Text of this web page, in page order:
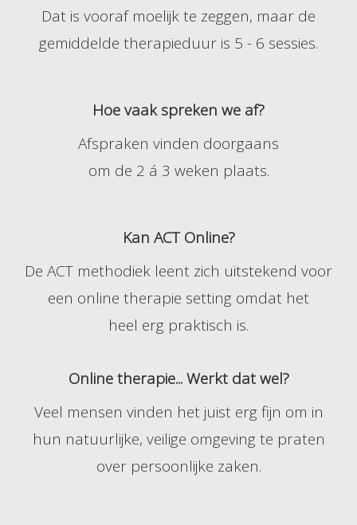
Dat is vooraf moelijk te zeggen, maar de
gemiddelde therapieduur is 5 - 6 sessies.
Hoe vaak spreken we af?
Afspraken vinden doorgaans
om de 2 á 3 weken plaats.
Kan ACT Online?
De ACT methodiek leent zich uitstekend voor
een online therapie setting omdat het
heel erg praktisch is.
Online therapie... Werkt dat wel?
Veel mensen vinden het juist erg fijn om in
hun natuurlijke, veilige omgeving te praten
over persoonlijke zaken.